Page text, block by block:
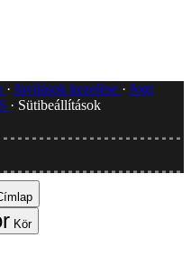
Javítások kezelése
Jogi
Sütibeállítások
Kör